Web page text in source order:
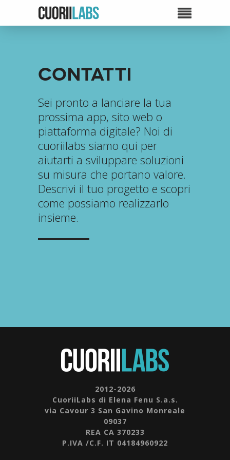
Contatti
Sei pronto a lanciare la tua
prossima app, sito web o
piattaforma digitale? Noi di
cuoriilabs siamo qui per
aiutarti a sviluppare soluzioni
su misura che portano valore.
Descrivi il tuo progetto e scopri
come possiamo realizzarlo
insieme.
2012-2026
CuoriiLabs di Elena Fenu S.a.s.
via Cavour 3 San Gavino Monreale
09037
REA CA 370233
P.IVA /C.F. IT 04184960922